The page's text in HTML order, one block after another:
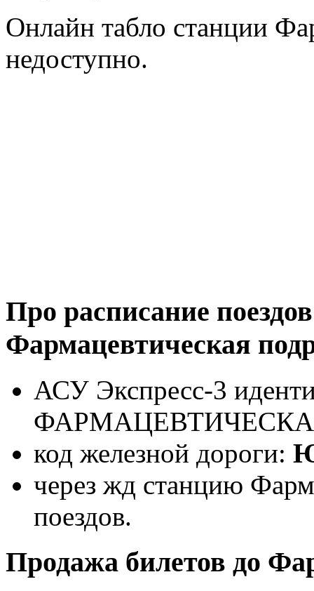
Онлайн табло станции
недоступно.
Про расписание
Фармацевтическая
АСУ Экспресс-3
код железной дороги:
через жд станцию
поездов.
Продажа билетов до